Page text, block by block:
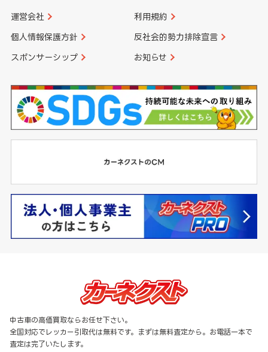
運営会社 利用規約
個人情報保護方針 反社会的勢力排除宣言
スポンサーシップ お知らせ
中古車の高価買取ならお任せ下さい。
全国対応でレッカー引取代は無料です。まずは無料査定から。お電話一本で
査定は完了いたします。